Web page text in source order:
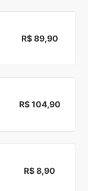
R$ 89,90
R$ 104,90
R$ 8,90